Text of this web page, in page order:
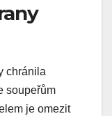
chránila
soupeřům
je omezit